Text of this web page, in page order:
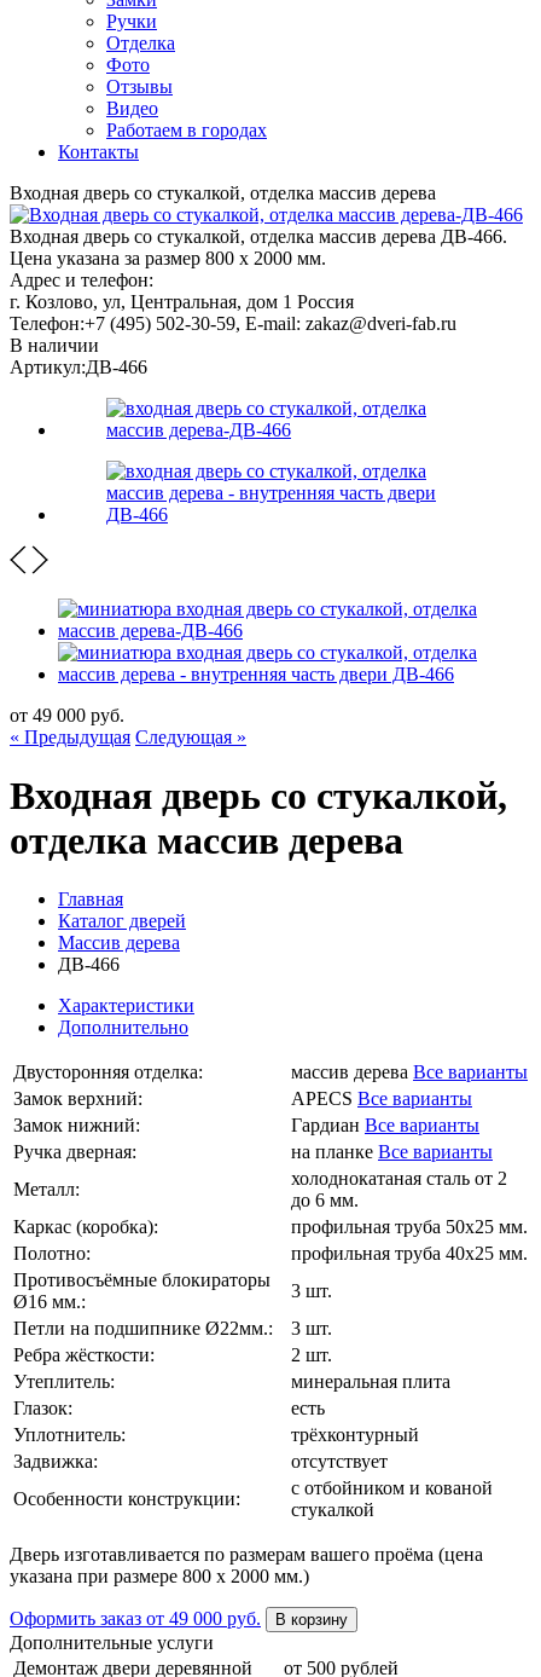
Ручки
Отделка
Фото
Отзывы
Видео
Работаем в городах
Контакты
Входная дверь со стукалкой, отделка массив дерева
Входная дверь со стукалкой, отделка массив дерева ДВ-466.
Цена указана за размер 800 х 2000 мм.
Адрес и телефон:
г. Козлово, ул, Центральная, дом 1 Россия
Телефон:+7 (495) 502-30-59, E-mail: zakaz@dveri-fab.ru
В наличии
Артикул:ДВ-466
от 49 000 руб.
« Предыдущая Следующая »
Входная дверь со стукалкой,
отделка массив дерева
Главная
Каталог дверей
Массив дерева
ДВ-466
Характеристики
Дополнительно
Двусторонняя отделка: массив дерева Все варианты
Замок верхний:
APECS Все варианты
Замок нижний:
Гардиан Все варианты
Ручка дверная:
на планке Все варианты
Металл:
холоднокатаная сталь от 2
до 6 мм.
Каркас (коробка):
профильная труба 50х25 мм.
Полотно:
профильная труба 40х25 мм.
Противосъёмные блокираторы
Ø16 мм.:
3 шт.
Петли на подшипнике Ø22мм.:
3 шт.
Ребра жёсткости:
2 шт.
Утеплитель:
минеральная плита
Глазок:
есть
Уплотнитель:
трёхконтурный
Задвижка:
отсутствует
Особенности конструкции:
с отбойником и кованой
стукалкой
Дверь изготавливается по размерам вашего проёма (цена
указана при размере 800 х 2000 мм.)
Оформить заказ от 49 000 руб. В корзину
Дополнительные услуги
Демонтаж двери деревянной
от 500 рублей